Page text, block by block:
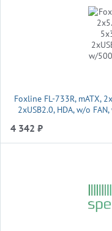
Foxline FL-733R, mATX,
2xUSB2.0, HDA, w/o
4 342 ₽